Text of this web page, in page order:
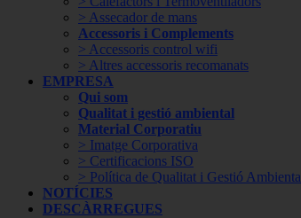
> Assecador de mans
Accessoris i Complements
> Accessoris control wifi
> Altres accessoris recomanats
EMPRESA
Qui som
Qualitat i gestió ambiental
Material Corporatiu
> Imatge Corporativa
> Certificacions ISO
> Política de Qualitat i Gestió Ambiental
NOTÍCIES
DESCÀRREGUES